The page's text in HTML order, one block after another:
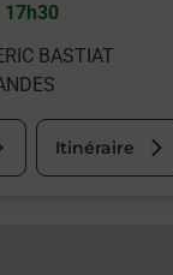
17h30
BASTIAT
Itinéraire